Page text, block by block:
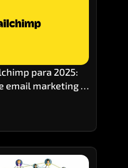
para 2025:
email marketing